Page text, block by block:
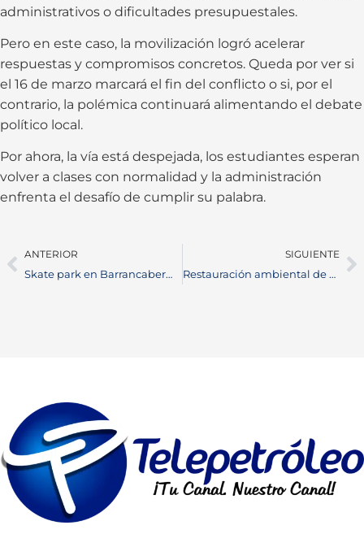
administrativos o dificultades presupuestales.
Pero en este caso, la movilización logró acelerar
respuestas y compromisos concretos. Queda por ver si
el 16 de marzo marcará el fin del conflicto o si, por el
contrario, la polémica continuará alimentando el debate
político local.
Por ahora, la vía está despejada, los estudiantes esperan
volver a clases con normalidad y la administración
enfrenta el desafío de cumplir su palabra.
ANTERIOR
Skate park en Barrancabermeja marca una nueva era para los deportes urbanos
SIGUIENTE
Restauración ambiental de Ecopetrol en el Magdalena Medio avanza con millonaria inversión